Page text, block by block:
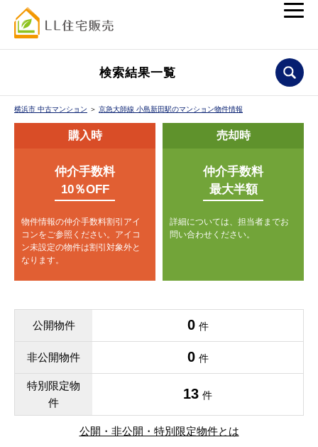
検索結果一覧
横浜市 中古マンション ＞ 京急大師線 小島新田駅のマンション物件情報
購入時
仲介手数料
10％OFF
物件情報の仲介手数料割引アイ
コンをご参照ください。 アイコ
ン未設定の物件は割引対象外と
なります。
売却時
仲介手数料
最大半額
詳細については、担当者までお
問い合わせください。
公開物件 0 件
非公開物件 0 件
特別限定物
件
13 件
公開・非公開・特別限定物件とは